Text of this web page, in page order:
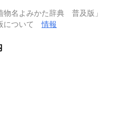
物名よみかた辞典 普及版」
について情報